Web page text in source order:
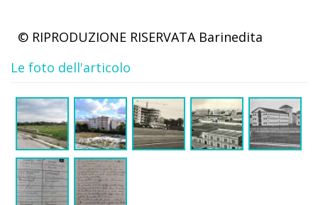
© RIPRODUZIONE RISERVATA Barinedita
Le foto dell'articolo